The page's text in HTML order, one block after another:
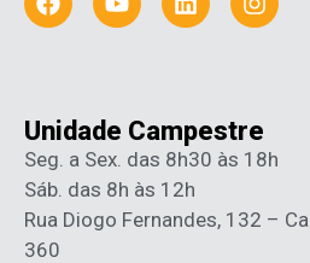
Unidade Campestre
Seg. a Sex. das 8h30 às 18h
Sáb. das 8h às 12h
Rua Diogo Fernandes, 132 –
360